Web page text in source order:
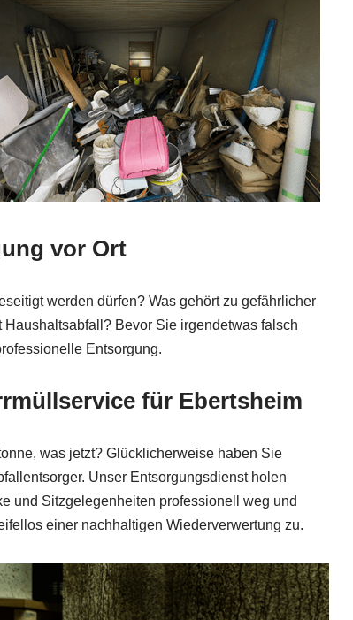
vor Ort
werden dürfen? Was gehört zu gefährlicher
Bevor Sie irgendetwas falsch
Entsorgung.
für Ebertsheim
was jetzt? Glücklicherweise haben Sie
Unser Entsorgungsdienst holen
und Sitzgelegenheiten professionell weg und
einer nachhaltigen Wiederverwertung zu.